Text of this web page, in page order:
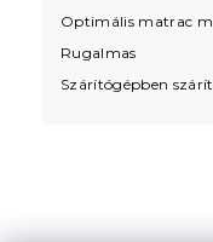
Optimális matrac
Rugalmas
Szárítógépben